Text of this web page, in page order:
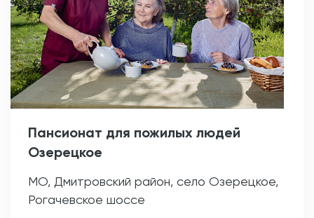
Пансионат для пожилых людей
Озерецкое
МО, Дмитровский район, село Озерецкое,
Рогачевское шоссе